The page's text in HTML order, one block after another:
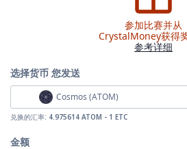
参加比赛并从
CrystalMoney获得
参考详细
选择货币 您发送
Cosmos (ATOM)
兑换的汇率: 4.975614 ATOM - 1 ETC
金额